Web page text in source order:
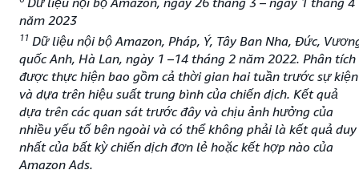
năm 2023
11 Dữ liệu nội bộ Amazon, Pháp, Ý, Tây Ban Nha, Đức,
quốc Anh, Hà Lan, ngày 1 –14 tháng 2 năm 2022. Phân tích
được thực hiện bao gồm cả thời gian hai tuần trước sự kiện
và dựa trên hiệu suất trung bình của chiến dịch. Kết quả
dựa trên các quan sát trước đây và chịu ảnh hưởng của
nhiều yếu tố bên ngoài và có thể không phải là kết quả duy
nhất của bất kỳ chiến dịch đơn lẻ hoặc kết hợp nào của
Amazon Ads.